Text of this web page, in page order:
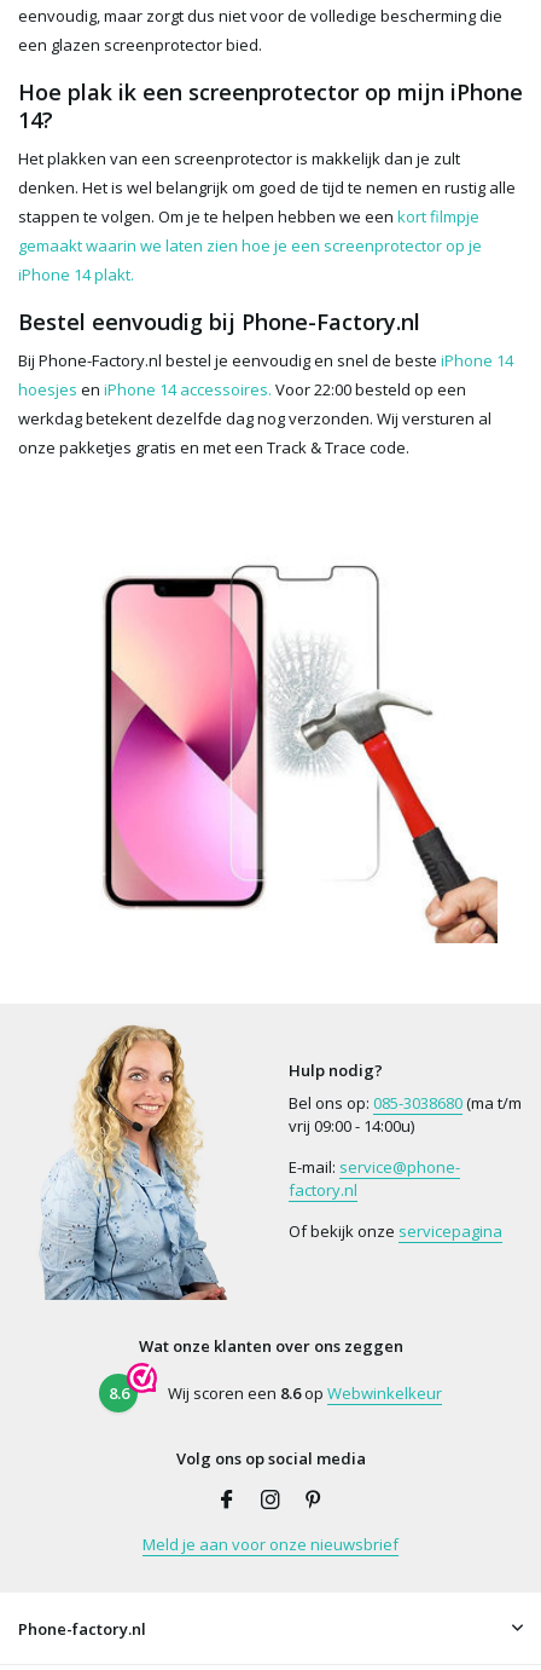
eenvoudig, maar zorgt dus niet voor de volledige bescherming die
een glazen screenprotector bied.
Hoe plak ik een screenprotector op mijn iPhone
14?
Het plakken van een screenprotector is makkelijk dan je zult
denken. Het is wel belangrijk om goed de tijd te nemen en rustig alle
stappen te volgen. Om je te helpen hebben we een kort filmpje
gemaakt waarin we laten zien hoe je een screenprotector op je
iPhone 14 plakt.
Bestel eenvoudig bij Phone-Factory.nl
Bij Phone-Factory.nl bestel je eenvoudig en snel de beste iPhone 14
hoesjes en iPhone 14 accessoires. Voor 22:00 besteld op een
werkdag betekent dezelfde dag nog verzonden. Wij versturen al
onze pakketjes gratis en met een Track & Trace code.
Hulp nodig?
Bel ons op: 085-3038680(ma t/m
vrij 09:00 - 14:00u)
E-mail: service@phone-
factory.nl
Of bekijk onze servicepagina
Wat onze klanten over ons zeggen
8.6 Wij scoren een 8.6op Webwinkelkeur
Volg ons op social media
Meld je aan voor onze nieuwsbrief
Phone-factory.nl